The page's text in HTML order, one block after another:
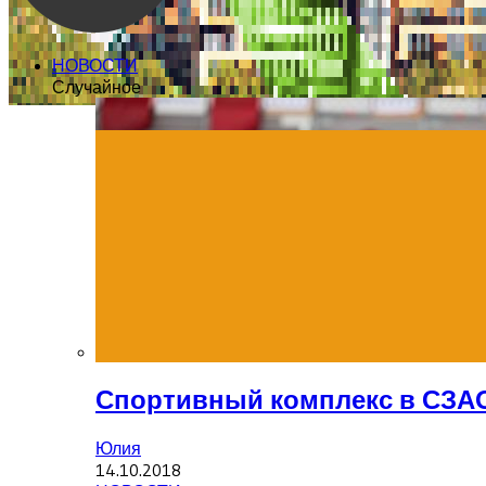
НОВОСТИ
Случайное
Спортивный комплекс в
Юлия
14.10.2018